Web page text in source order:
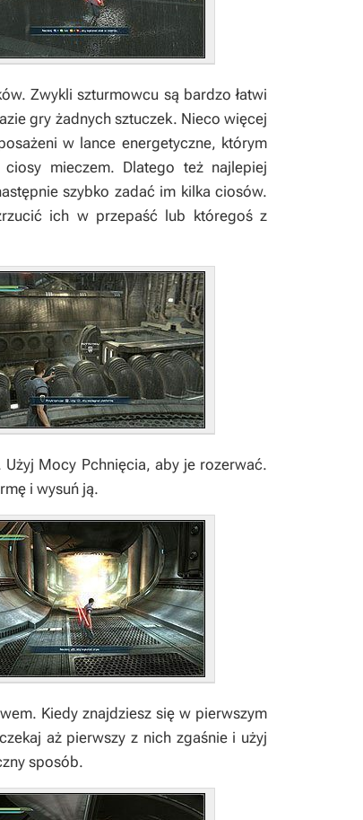
Zwykli szturmowcu są bardzo łatwi
gry żadnych sztuczek. Nieco więcej
w lance energetyczne, którym
mieczem. Dlatego też najlepiej
szybko zadać im kilka ciosów.
ich w przepaść lub któregoś z
Mocy Pchnięcia, aby je rozerwać.
i wysuń ją.
Kiedy znajdziesz się w pierwszym
aż pierwszy z nich zgaśnie i użyj
sposób.